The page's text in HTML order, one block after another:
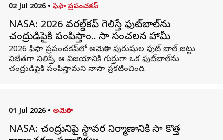
02 Jul 2026 • ఫిఫా ప్రపంచకప్
NASA: 2026 వరల్డ్‌కప్ గెలిస్తే ఫుట్‌బాల్‌ను
చంద్రుడిపైకి పంపిస్తాం.. నాసా సంచలన హామీ
2026 ఫిఫా ప్రపంచకప్‌లో అమెరికా పురుషుల ఫుట్‌ బాల్ జట్టు
విజేతగా నిలిస్తే, ఆ విజయానికి గుర్తుగా ఒక ఫుట్‌బాల్‌ను
చంద్రుడిపైకి పంపిస్తామని నాసా ప్రకటించింది.
01 Jul 2026 • అమెరికా
NASA: చంద్రునిపై స్థావర నిర్మాణానికి నాసా కొత్త